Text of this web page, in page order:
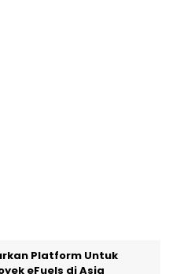
Platform Untuk
eFuels di Asia